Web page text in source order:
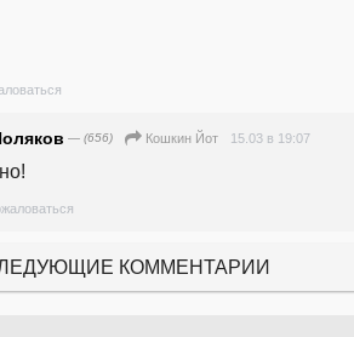
— (656) Кошкин Йот 15.03 в 19:07
КОММЕНТАРИИ